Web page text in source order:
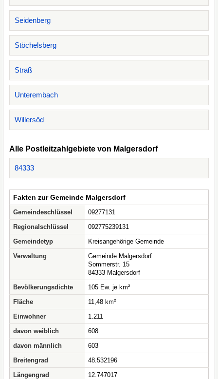
Seidenberg
Stöchelsberg
Straß
Unterembach
Willersöd
Alle Postleitzahlgebiete von Malgersdorf
84333
Fakten zur Gemeinde Malgersdorf
Gemeindeschlüssel
09277131
Regionalschlüssel
092775239131
Gemeindetyp
Kreisangehörige Gemeinde
Verwaltung
Gemeinde Malgersdorf
Sommerstr. 15
84333 Malgersdorf
Bevölkerungsdichte
105 Ew. je km²
Fläche
11,48 km²
Einwohner
1.211
davon weiblich
608
davon männlich
603
Breitengrad
48.532196
Längengrad
12.747017